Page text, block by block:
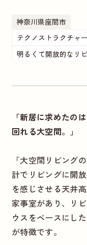
神奈川県座間市
テクノストラクチャ
明るくて開放的なリ
「新居に求めたの
回れる大空間。」
「大空間リビング
計でリビングに開
を感じさせる天井
家事室があり、リ
ウスをベースにし
が特徴です。